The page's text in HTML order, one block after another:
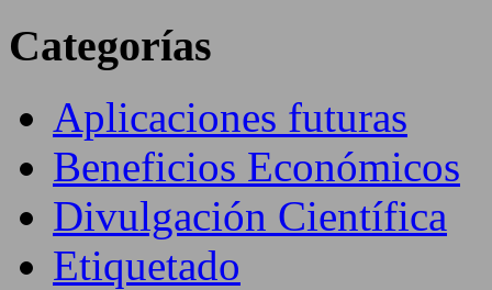
Categorías
Aplicaciones futuras
Beneficios Económicos
Divulgación Científica
Etiquetado